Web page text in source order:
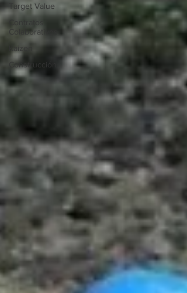
Target Value
Contratos
Colaborativos
Kaizen
Construcción